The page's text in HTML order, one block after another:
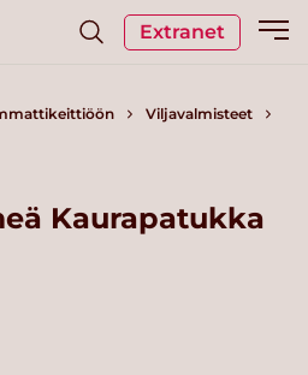
Extranet
Viljavalmisteet
Kaurapatukka